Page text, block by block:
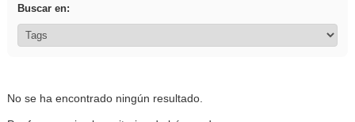
Buscar en:
No se ha encontrado ningún resultado.